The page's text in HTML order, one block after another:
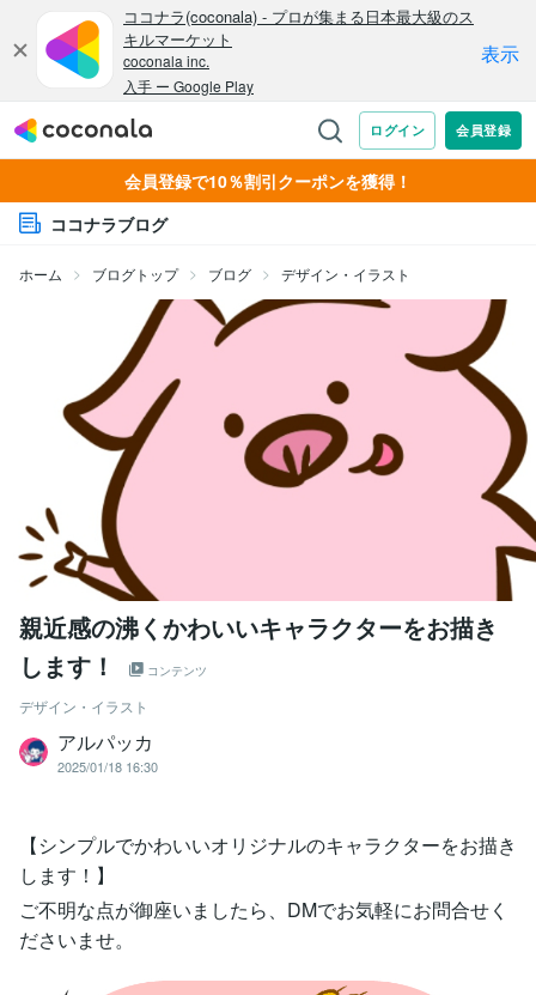
会員登録で10％割引クーポンを獲得！
ココナラブログ
ホーム ブログトップ ブログ デザイン・イラスト
親近感の沸くかわいいキャラクターをお描き
します！
コンテンツ
デザイン・イラスト
アルパッカ
2025/01/18 16:30
【シンプルでかわいいオリジナルのキャラクターをお描き
します！】
ご不明な点が御座いましたら、DMでお気軽にお問合せく
ださいませ。